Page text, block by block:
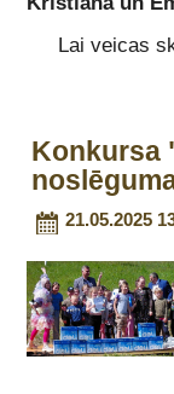
Lai veicas
Konkursa
21.05.2025